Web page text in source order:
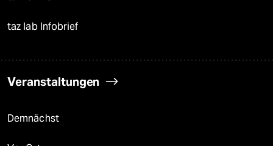
taz lab Infobrief
Veranstaltungen
Demnächst